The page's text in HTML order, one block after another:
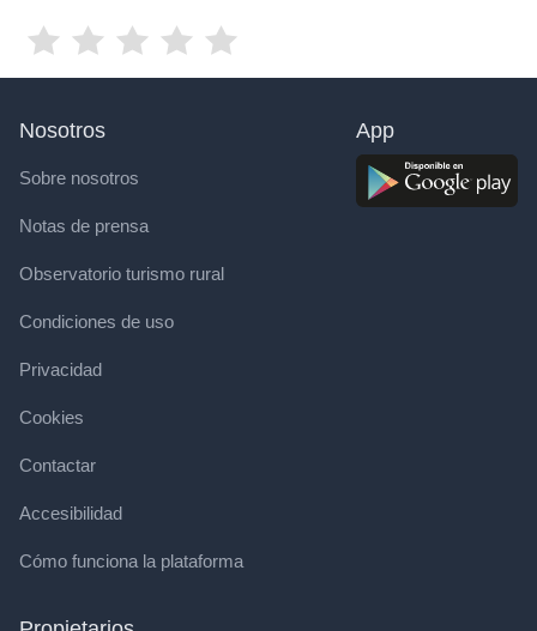
Nosotros
Sobre nosotros
Notas de prensa
Observatorio turismo rural
Condiciones de uso
Privacidad
Cookies
Contactar
Accesibilidad
Cómo funciona la plataforma
App